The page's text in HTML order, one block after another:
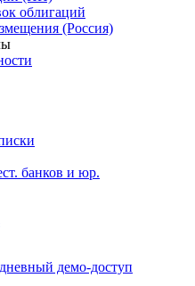
& Карты рынка
(ИИ)
облигаций
(Россия)
банков и юр.